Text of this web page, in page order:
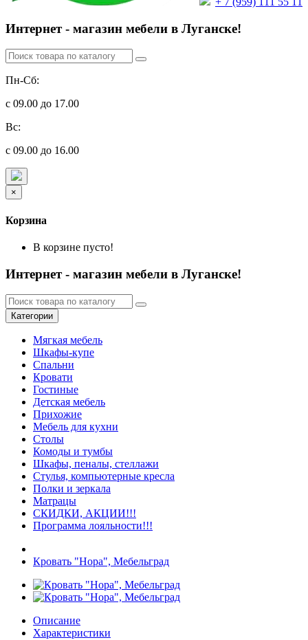
Интернет - магазин мебели в Луганске!
Пн-Сб:
с 09.00 до 17.00
Вс:
с 09.00 до 16.00
×
Корзина
В корзине пусто!
Интернет - магазин мебели в Луганске!
Категории
Мягкая мебель
Шкафы-купе
Спальни
Кровати
Гостиные
Детская мебель
Прихожие
Мебель для кухни
Столы
Комоды и тумбы
Шкафы, пеналы, стеллажи
Стулья, компьютерные кресла
Полки и зеркала
Матрацы
СКИДКИ, АКЦИИ!!!
Программа лояльности!!!
Кровать "Нора", Мебельград
Описание
Характеристики